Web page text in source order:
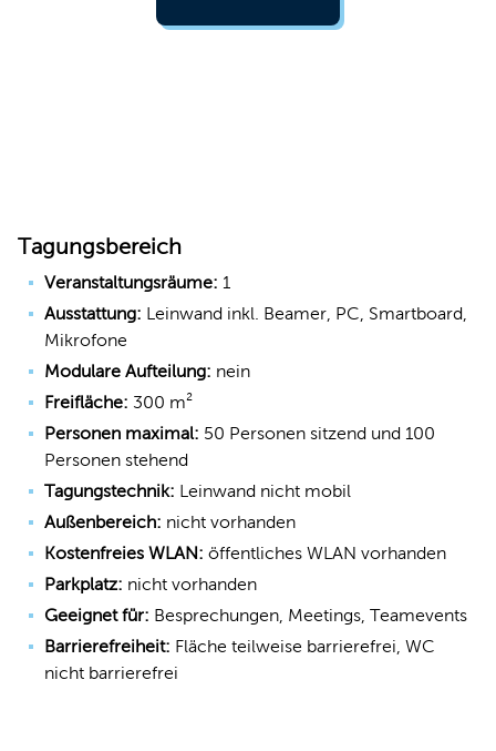
Tagungsbereich
Veranstaltungsräume: 1
Ausstattung: Leinwand inkl. Beamer, PC, Smartboard,
Mikrofone
Modulare Aufteilung: nein
Freifläche: 300 m²
Personen maximal: 50 Personen sitzend und 100
Personen stehend
Tagungstechnik: Leinwand nicht mobil
Außenbereich: nicht vorhanden
Kostenfreies WLAN: öffentliches WLAN vorhanden
Parkplatz: nicht vorhanden
Geeignet für: Besprechungen, Meetings, Teamevents
Barrierefreiheit: Fläche teilweise barrierefrei, WC
nicht barrierefrei